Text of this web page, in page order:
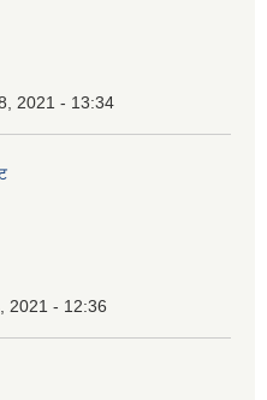
2021 - 13:34
2021 - 12:36